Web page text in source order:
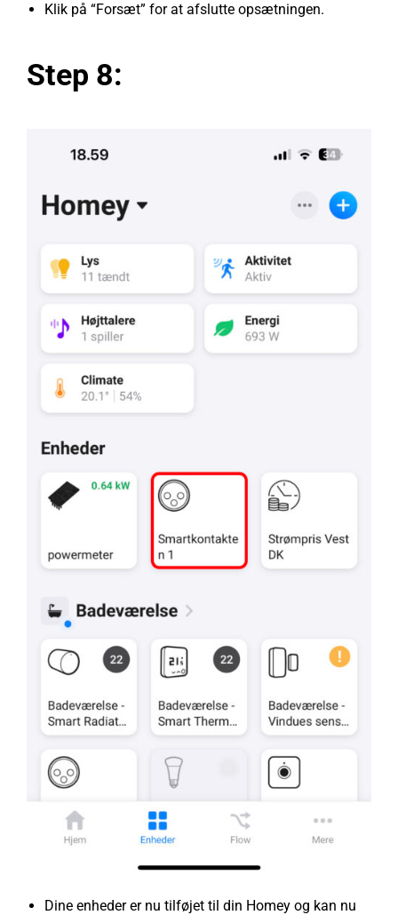
Klik på “Forsæt” for at afslutte opsætningen.
Step 8:
Dine enheder er nu tilføjet til din Homey og kan nu